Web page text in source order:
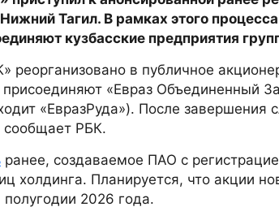
Нижний Тагил. В рамках этого
кузбасские предприятия
реорганизовано в публичное
«Евраз Объединенный
«ЕвразРуда»). После завершения
сообщает РБК.
ранее, создаваемое ПАО с
холдинга. Планируется, что акции
2026 года.